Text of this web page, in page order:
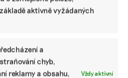
aktivně vyžádaných
a
chyb,
reklamy a obsahu,
Vždy aktivní
která chce pomáhat
To má ukazovat každoroční
jejich uhlíkovou stopu. Ta je
2022